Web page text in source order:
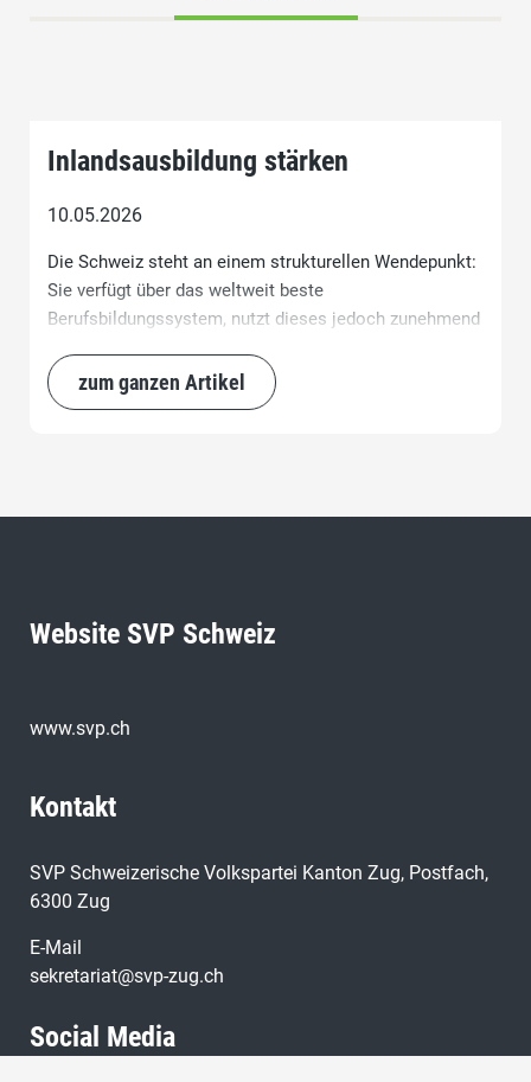
Inlandsausbildung stärken
10.05.2026
Die Schweiz steht an einem strukturellen Wendepunkt:
Sie verfügt über das weltweit beste
Berufsbildungssystem, nutzt dieses jedoch zunehmend
von 4,9 auf 4,2 Prozent gesunken ist, wächst die
Abhängigkeit von importierten Fachkräften aus
zum ganzen Artikel
Website SVP Schweiz
www.svp.ch
Kontakt
SVP Schweizerische Volkspartei Kanton Zug, Postfach,
6300 Zug
E-Mail
sekretariat@svp-zug.ch
Social Media